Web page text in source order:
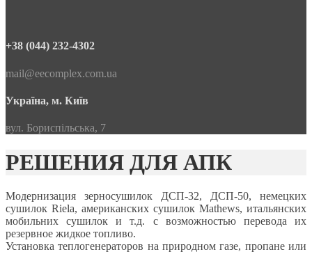
+38 (044) 232-4302
mail@eecomplex.com.ua
Україна, м. Київ
вул. Бориспільська, 7
РЕШЕНИЯ ДЛЯ АПК
Модернизация зерносушилок ДСП-32, ДСП-50, немецких
сушилок Riela, американских сушилок Mathews, итальянских
мобильних сушилок и т.д. с возможностью перевода их
резервное жидкое топливо.
Установка теплогенераторов на природном газе, пропане или